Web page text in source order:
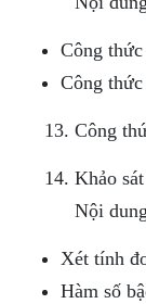
Công
Công
Công
Khảo
Nội
Xét tính
Hàm số